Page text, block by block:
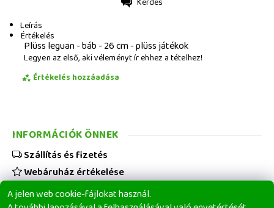
Kérdés
Leírás
Értékelés
Plüss leguan - báb - 26 cm - plüss játékok
Legyen az első, aki véleményt ír ehhez a tételhez!
Értékelés hozzáadása
A jelen web cookie-fájlokat használ.
INFORMÁCIÓK ÖNNEK
Szállítás és fizetés
Webáruház értékelése
Viszonteladóknak